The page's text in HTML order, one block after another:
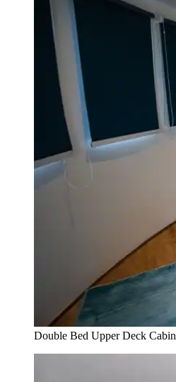
Double Bed Upper Deck Cabin